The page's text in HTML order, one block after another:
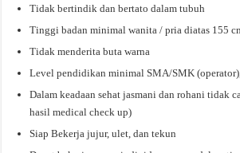
Tidak bertindik dan bertato dalam tubuh
Tinggi badan minimal wanita / pria diatas 155
Tidak menderita buta warna
Level pendidikan minimal SMA/SMK
Dalam keadaan sehat jasmani dan rohani tidak
hasil medical check up)
Siap Bekerja jujur, ulet, dan tekun